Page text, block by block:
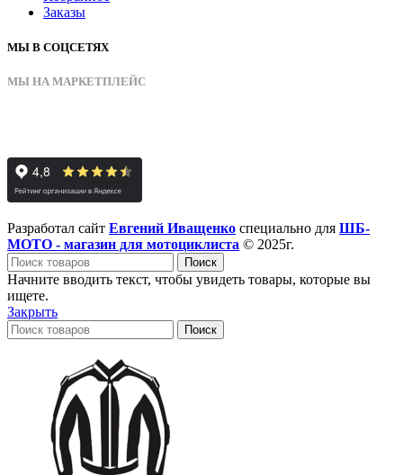
Заказы
МЫ В СОЦСЕТЯХ
МЫ НА МАРКЕТПЛЕЙС
Разработал сайт Евгений Иващенко специально для ШБ-
МОТО - магазин для мотоциклиста © 2025г.
Поиск
Начните вводить текст, чтобы увидеть товары, которые вы
ищете.
Закрыть
Поиск